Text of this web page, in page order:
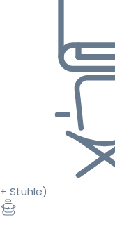
+ Stühle)